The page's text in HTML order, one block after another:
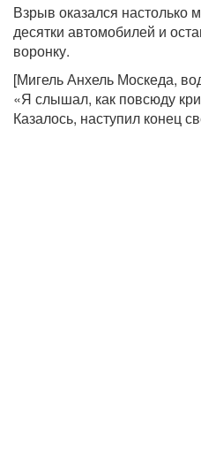
Взрыв оказался настолько
десятки автомобилей и
воронку.
[Мигель Анхель Москеда,
«Я слышал, как повсюду
Казалось, наступил конец